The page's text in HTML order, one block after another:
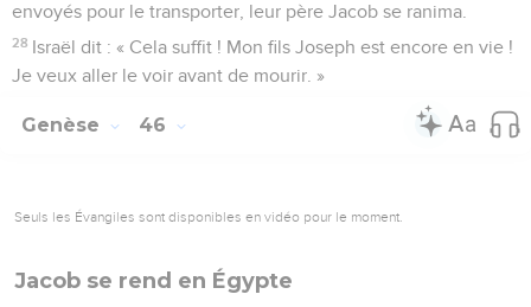
envoyés pour le transporter, leur père Jacob se ranima.
28 Israël dit : « Cela suffit ! Mon fils Joseph est encore en vie !
Je veux aller le voir avant de mourir. »
Genèse 46
Seuls les Évangiles sont disponibles en vidéo pour le moment.
Jacob se rend en Égypte